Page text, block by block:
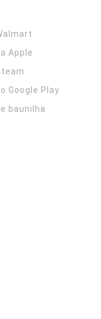
Apple
Google Play
baunilha